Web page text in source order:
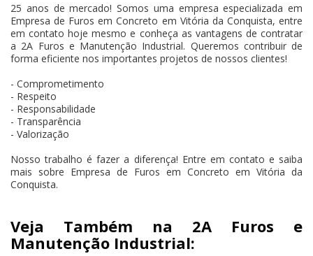
25 anos de mercado! Somos uma empresa especializada em
Empresa de Furos em Concreto em Vitória da Conquista, entre
em contato hoje mesmo e conheça as vantagens de contratar
a 2A Furos e Manutenção Industrial. Queremos contribuir de
forma eficiente nos importantes projetos de nossos clientes!
- Comprometimento
- Respeito
- Responsabilidade
- Transparência
- Valorização
Nosso trabalho é fazer a diferença! Entre em contato e saiba
mais sobre Empresa de Furos em Concreto em Vitória da
Conquista.
Veja Também na 2A Furos e
Manutenção Industrial: